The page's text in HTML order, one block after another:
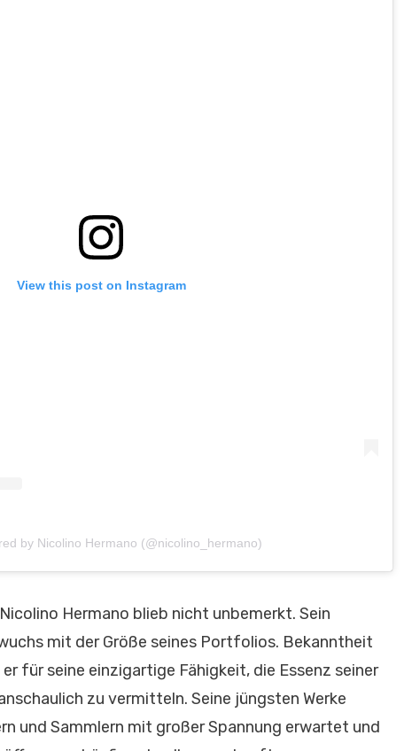
View this post on Instagram
by Nicolino Hermano (@nicolino_hermano)
Hermano blieb nicht unbemerkt. Sein
mit der Größe seines Portfolios. Bekanntheit
für seine einzigartige Fähigkeit, die Essenz seiner
zu vermitteln. Seine jüngsten Werke
und Sammlern mit großer Spannung erwartet und